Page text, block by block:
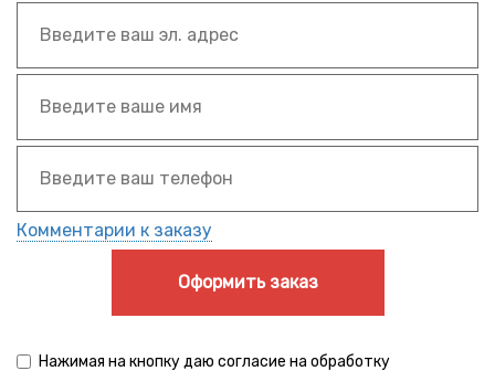
Комментарии к заказу
Оформить заказ
Нажимая на кнопку даю согласие на обработку